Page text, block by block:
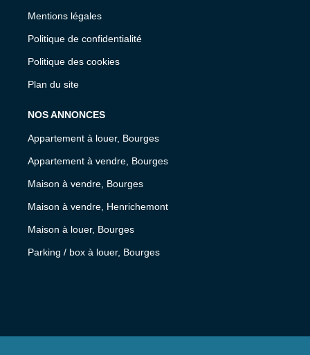
Mentions légales
Politique de confidentialité
Politique des cookies
Plan du site
NOS ANNONCES
Appartement à louer, Bourges
Appartement à vendre, Bourges
Maison à vendre, Bourges
Maison à vendre, Henrichemont
Maison à louer, Bourges
Parking / box à louer, Bourges